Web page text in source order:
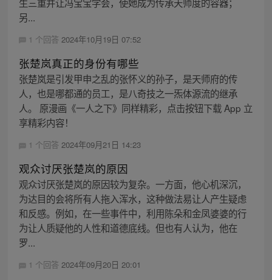
另...
1 个回答 2024年10月19日 07:52
张楚岚真正的身份有哪些
张楚岚是引发甲申之乱的张怀义的孙子，是天师府的传
人，也是哪都通的员工，是八奇技之一炁体源流的继承
人。 原漫画《一人之下》同样精彩，点击按钮下载 App 立
享精彩内容！
1 个回答 2024年09月21日 14:23
观众讨厌张楚岚的原因
观众讨厌张楚岚的原因较为复杂。一方面，他心机深沉，
为达目的会将所有人拖入浑水，这种做法易让人产生疑虑
和反感。例如，在一些事件中，利用陈朵和金凤婆婆的行
为让人质疑他的人性和道德底线。但也有人认为，他在
罗...
1 个回答 2024年09月20日 20:01